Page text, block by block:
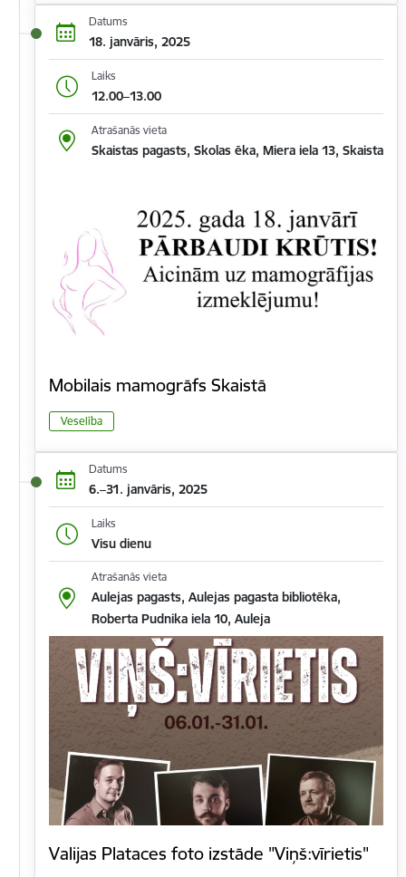
Datums
18. janvāris, 2025
Laiks
12.00–13.00
Atrašanās vieta
Skaistas pagasts, Skolas ēka, Miera iela 13, Skaista
Mobilais mamogrāfs Skaistā
Veselība
Datums
6.–31. janvāris, 2025
Laiks
Visu dienu
Atrašanās vieta
Aulejas pagasts, Aulejas pagasta bibliotēka,
Roberta Pudnika iela 10, Auleja
Valijas Plataces foto izstāde "Viņš:vīrietis"